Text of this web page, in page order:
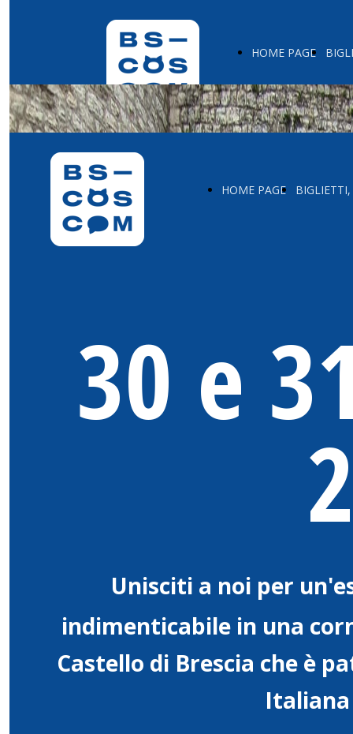
HOME PAGE
HOME PAGE
30 e
Unisciti a noi per
indimenticabile in una
Castello di Brescia che è